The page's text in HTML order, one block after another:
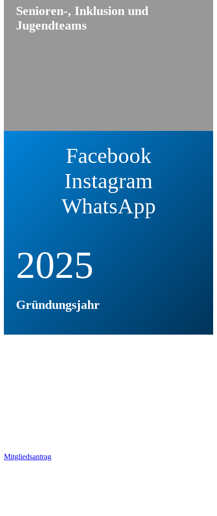
Senioren-, Inklusion und
Jugendteams
Facebook
Instagram
WhatsApp
2025
Gründungsjahr
Mitgliedsantrag